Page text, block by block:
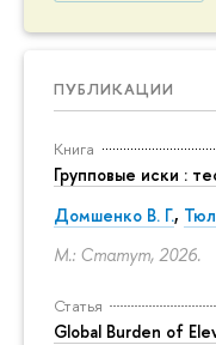
ПУБЛИКАЦИИ
Книга
Групповые иски :
Домшенко В. Г.,
М.: Статут, 2026.
Статья
Global Burden of